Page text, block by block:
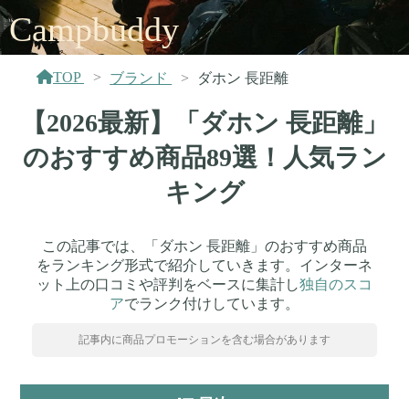
Campbuddy
TOP ブランド ダホン 長距離
【2026最新】「ダホン 長距離」
のおすすめ商品89選！人気ラン
キング
この記事では、「ダホン 長距離」のおすすめ商品
をランキング形式で紹介していきます。インターネ
ット上の口コミや評判をベースに集計し独自のスコ
アでランク付けしています。
記事内に商品プロモーションを含む場合があります